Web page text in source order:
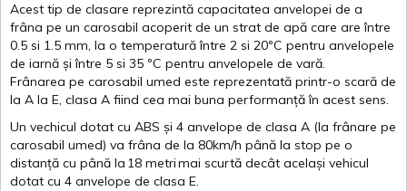
Acest tip de clasare reprezintă capacitatea anvelopei de a
frâna pe un carosabil acoperit de un strat de apă care areîntre
0.5 si 1.5 mm, la o temperatură între 2 si 20ºC pentru anvelopele
de iarnă și între 5 si 35 ºC pentru anvelopele de vară.
Frânarea pe carosabil umed este reprezentată printr-o scară de
la A la E, clasa A fiind cea mai buna performanță în acest sens.
Un vechicul dotat cu ABS și 4 anvelope de clasa A (la frânare pe
carosabil umed) va frâna de la 80km/h până la stop pe o
distanță cu până la 18 metrimai scurtă decât același vehicul
dotat cu 4 anvelope de clasa E.